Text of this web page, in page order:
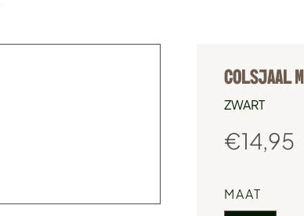
COLSJAAL
ZWART
€14,95
MAAT